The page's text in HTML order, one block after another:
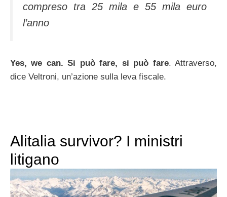
compreso tra 25 mila e 55 mila euro
l’anno
Yes, we can. Si può fare, si può fare. Attraverso,
dice Veltroni, un’azione sulla leva fiscale.
Alitalia survivor? I ministri
litigano